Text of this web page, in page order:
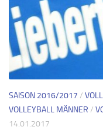
SAISON 2016/2017 /
VOLLEYBALL MÄNNER /
14.01.2017